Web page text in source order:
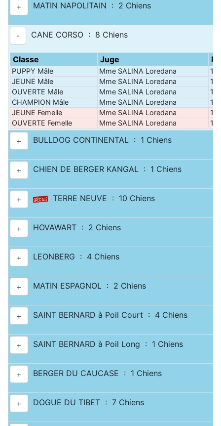
+ MATIN NAPOLITAIN : 2 Chiens
- CANE CORSO : 8 Chiens
Classe Juge
PUPPY Mâle Mme SALINA Loredana
10
JEUNE Mâle
Mme SALINA Loredana
10
OUVERTE Mâle
Mme SALINA Loredana
10
CHAMPION Mâle
Mme SALINA Loredana
10
JEUNE Femelle
Mme SALINA Loredana
10
OUVERTE Femelle
Mme SALINA Loredana 10
+ BULLDOG CONTINENTAL : 1 Chiens
+ CHIEN DE BERGER KANGAL : 1 Chiens
+ TERRE NEUVE : 10 Chiens
+ HOVAWART : 2 Chiens
+ LEONBERG : 4 Chiens
+ MATIN ESPAGNOL : 2 Chiens
+ SAINT BERNARD à Poil Court : 4 Chiens
+ SAINT BERNARD à Poil Long : 1 Chiens
+ BERGER DU CAUCASE : 1 Chiens
+ DOGUE DU TIBET : 7 Chiens